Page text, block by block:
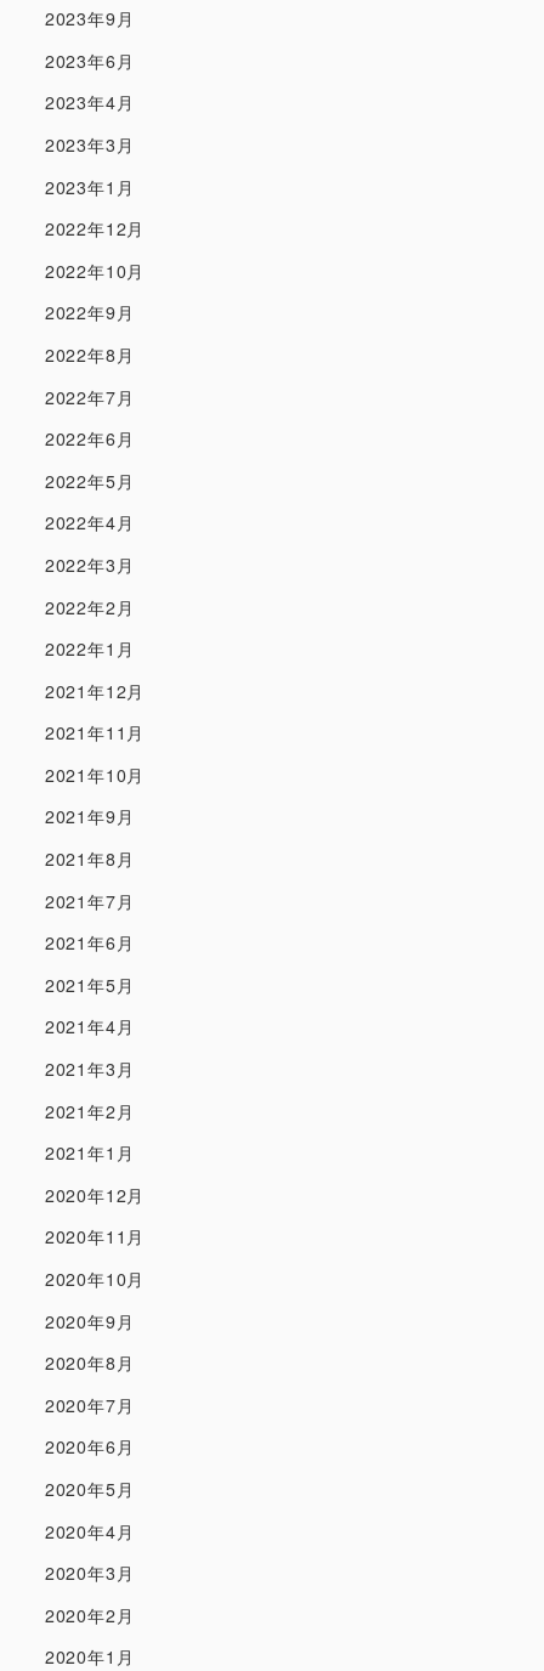
2023年9月
2023年6月
2023年4月
2023年3月
2023年1月
2022年12月
2022年10月
2022年9月
2022年8月
2022年7月
2022年6月
2022年5月
2022年4月
2022年3月
2022年2月
2022年1月
2021年12月
2021年11月
2021年10月
2021年9月
2021年8月
2021年7月
2021年6月
2021年5月
2021年4月
2021年3月
2021年2月
2021年1月
2020年12月
2020年11月
2020年10月
2020年9月
2020年8月
2020年7月
2020年6月
2020年5月
2020年4月
2020年3月
2020年2月
2020年1月